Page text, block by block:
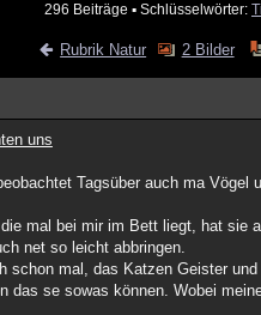
296 Beiträge ▪ Schlüsselwörter:
Rubrik Natur 2 Bilder
uns
Tagsüber auch ma Vögel
mal bei mir im Bett liegt, hat sie
net so leicht abbringen.
schon mal, das Katzen Geister
das se sowas können. Wobei